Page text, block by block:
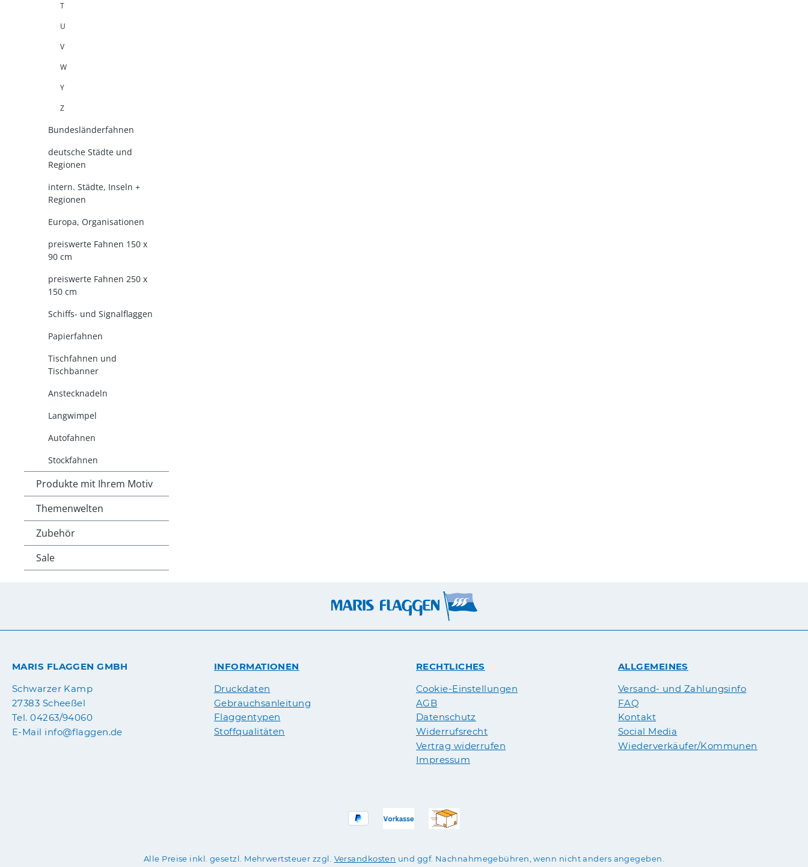
T
U
V
W
Y
Z
Bundesländerfahnen
deutsche Städte und
Regionen
intern. Städte, Inseln +
Regionen
Europa, Organisationen
preiswerte Fahnen 150 x
90 cm
preiswerte Fahnen 250 x
150 cm
Schiffs- und Signalflaggen
Papierfahnen
Tischfahnen und
Tischbanner
Anstecknadeln
Langwimpel
Autofahnen
Stockfahnen
Produkte mit Ihrem Motiv
Themenwelten
Zubehör
Sale
MARIS FLAGGEN GMBH
Schwarzer Kamp
27383 Scheeßel
Tel. 04263/94060
E-Mail info@flaggen.de
INFORMATIONEN
Druckdaten
Gebrauchsanleitung
Flaggentypen
Stoffqualitäten
RECHTLICHES
Cookie-Einstellungen
AGB
Datenschutz
Widerrufsrecht
Vertrag widerrufen
Impressum
ALLGEMEINES
Versand- und Zahlungsinfo
FAQ
Kontakt
Social Media
Wiederverkäufer/Kommunen
Alle Preise inkl. gesetzl. Mehrwertsteuer zzgl. Versandkosten und ggf. Nachnahmegebühren, wenn nicht anders angegeben.